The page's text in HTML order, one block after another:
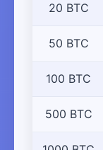
20 BTC
50 BTC
100 BTC
500 BTC